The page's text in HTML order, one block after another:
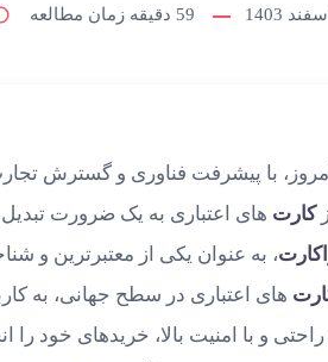
59 دقیقه زمان مطالعه
با پیشرفت فناوری و گسترش
کارت های اعتباری به یک ضرورت
، به عنوان یکی از معتبرترین و
های اعتباری در سطح جهانی، به
و با امنیت بالا، خریدهای خود را